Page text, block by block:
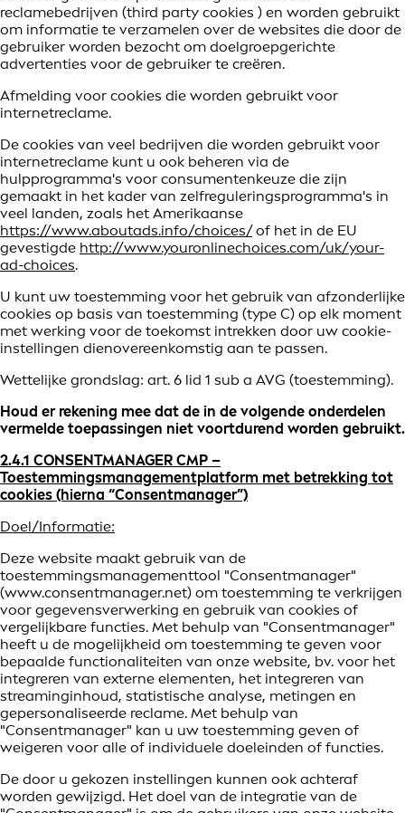
reclamebedrijven (third party cookies ) en worden gebruikt
om informatie te verzamelen over de websites die door de
gebruiker worden bezocht om doelgroepgerichte
advertenties voor de gebruiker te creëren.
Afmelding voor cookies die worden gebruikt voor
internetreclame.
De cookies van veel bedrijven die worden gebruikt voor
internetreclame kunt u ook beheren via de
hulpprogramma's voor consumentenkeuze die zijn
gemaakt in het kader van zelfreguleringsprogramma's in
veel landen, zoals het Amerikaanse
https://www.aboutads.info/choices/of het in de EU
gevestigde http://www.youronlinechoices.com/uk/your-
ad-choices.
U kunt uw toestemming voor het gebruik van afzonderlijke
cookies op basis van toestemming (type C) op elk moment
met werking voor de toekomst intrekken door uw cookie-
instellingen dienovereenkomstig aan te passen.
Wettelijke grondslag: art. 6 lid 1 sub a AVG (toestemming).
Houd er rekening mee dat de in de volgende onderdelen
vermelde toepassingen niet voortdurend worden gebruikt.
2.4.1 CONSENTMANAGER CMP –
Toestemmingsmanagementplatform met betrekking tot
cookies (hierna “Consentmanager”)
Doel/Informatie:
Deze website maakt gebruik van de
toestemmingsmanagementtool "Consentmanager"
(www.consentmanager.net) om toestemming te verkrijgen
voor gegevensverwerking en gebruik van cookies of
vergelijkbare functies. Met behulp van "Consentmanager"
heeft u de mogelijkheid om toestemming te geven voor
bepaalde functionaliteiten van onze website, bv. voor het
integreren van externe elementen, het integreren van
streaminginhoud, statistische analyse, metingen en
gepersonaliseerde reclame. Met behulp van
"Consentmanager" kan u uw toestemming geven of
weigeren voor alle of individuele doeleinden of functies.
De door u gekozen instellingen kunnen ook achteraf
worden gewijzigd. Het doel van de integratie van de